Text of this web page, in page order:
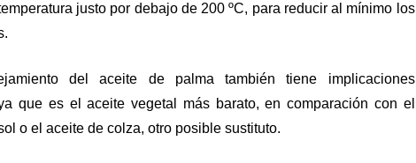
justo por debajo de 200 ºC, para reducir al mínimo los
del aceite de palma también tiene implicaciones
que es el aceite vegetal más barato, en comparación con el
o el aceite de colza, otro posible sustituto.